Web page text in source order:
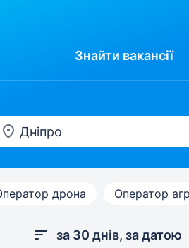
Знайти вакансії
дрона Оператор
за 30 днів, за датою